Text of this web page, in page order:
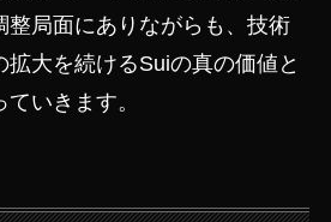
整局面にありながらも、技術
大を続けるSuiの真の価値と
いきます。